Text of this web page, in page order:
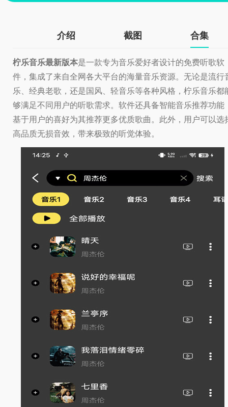
介绍 截图 合集
柠乐音乐最新版本是一款专为音乐爱好者设计的免费听歌软
件，集成了来自全网各大平台的海量音乐资源。无论是流行
乐、经典老歌，还是国风、轻音乐等各种风格，柠乐音乐都
够满足不同用户的听歌需求。软件还具备智能音乐推荐功能
基于用户的喜好为其推荐更多优质歌曲。此外，用户可以选
高品质无损音效，带来极致的听觉体验。